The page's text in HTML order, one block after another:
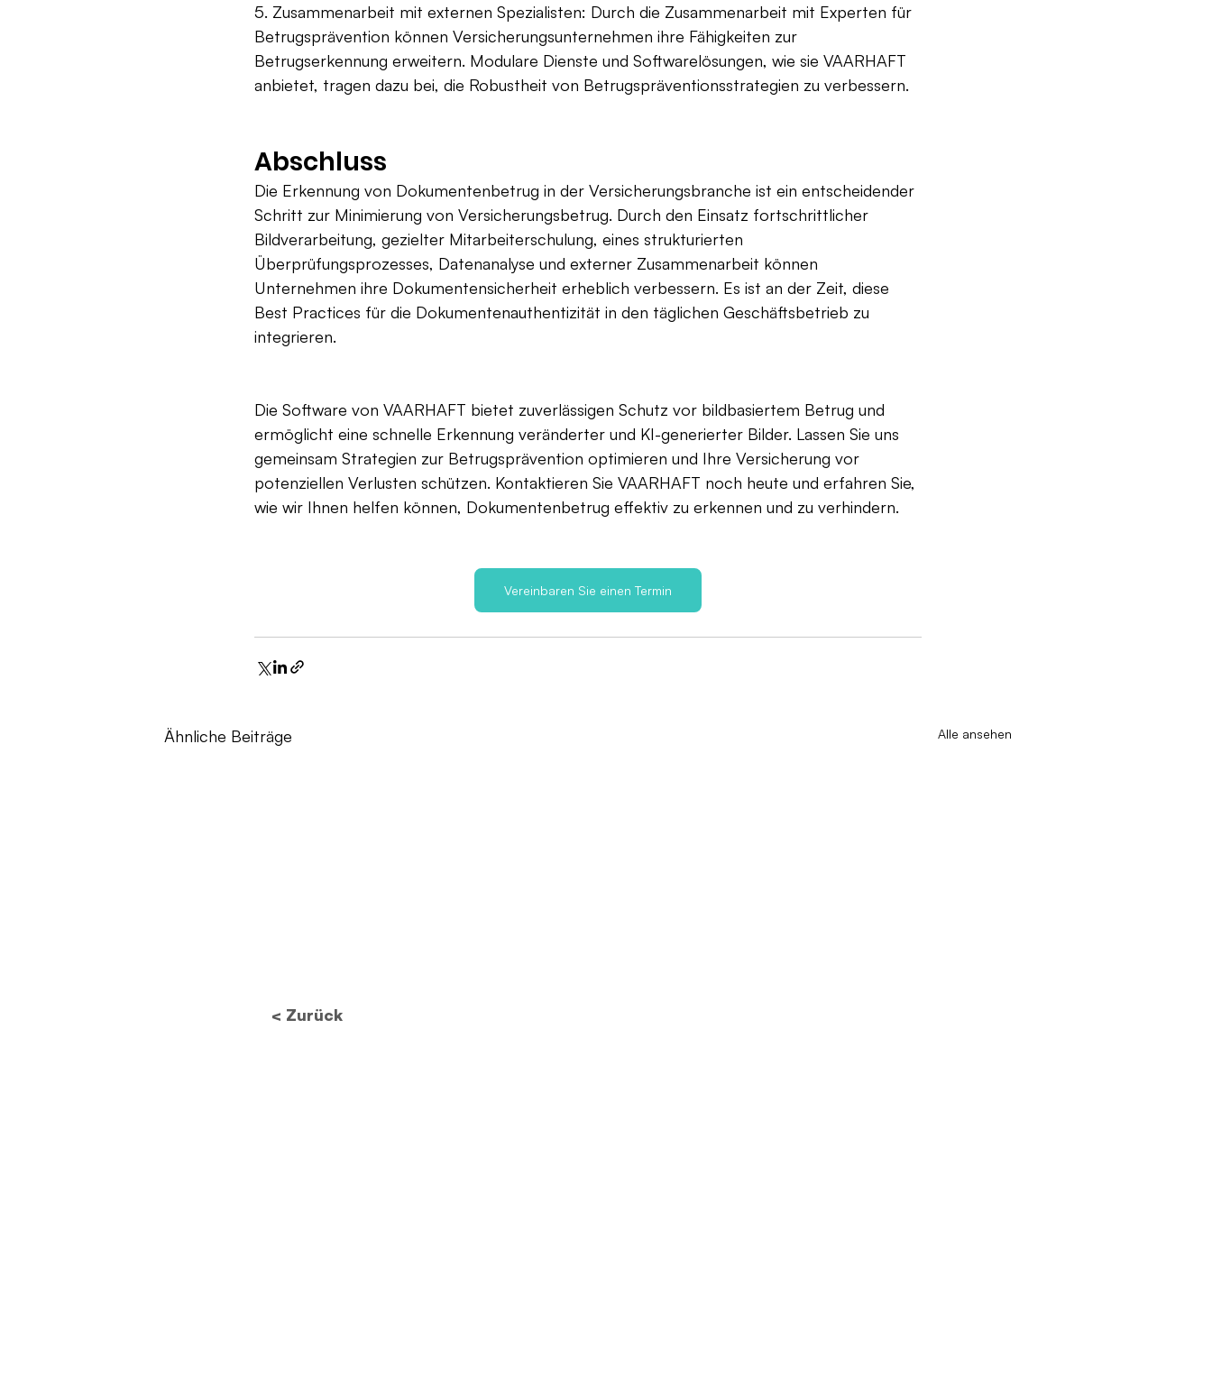
5. Zusammenarbeit mit externen Spezialisten: Durch die Zusammenarbeit mit Experten für
Betrugsprävention können Versicherungsunternehmen ihre Fähigkeiten zur
Betrugserkennung erweitern. Modulare Dienste und Softwarelösungen, wie sie VAARHAFT
anbietet, tragen dazu bei, die Robustheit von Betrugspräventionsstrategien zu verbessern.
Abschluss
Die Erkennung von Dokumentenbetrug in der Versicherungsbranche ist ein entscheidender
Schritt zur Minimierung von Versicherungsbetrug. Durch den Einsatz fortschrittlicher
Bildverarbeitung, gezielter Mitarbeiterschulung, eines strukturierten
Überprüfungsprozesses, Datenanalyse und externer Zusammenarbeit können
Unternehmen ihre Dokumentensicherheit erheblich verbessern. Es ist an der Zeit, diese
Best Practices für die Dokumentenauthentizität in den täglichen Geschäftsbetrieb zu
integrieren.
Die Software von VAARHAFT bietet zuverlässigen Schutz vor bildbasiertem Betrug und
ermöglicht eine schnelle Erkennung veränderter und KI-generierter Bilder. Lassen Sie uns
gemeinsam Strategien zur Betrugsprävention optimieren und Ihre Versicherung vor
potenziellen Verlusten schützen. Kontaktieren Sie VAARHAFT noch heute und erfahren Sie,
wie wir Ihnen helfen können, Dokumentenbetrug effektiv zu erkennen und zu verhindern.
Vereinbaren Sie einen Termin
Ähnliche Beiträge Alle ansehen
< Zurück